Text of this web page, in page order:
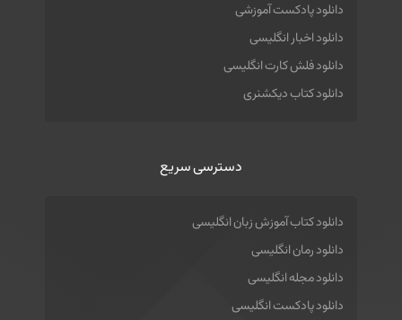
دانلود پادکست آموزشی
دانلود اخبار انگلیسی
دانلود فلش کارت انگلیسی
دانلود کتاب دیکشنری
دسترسی سریع
دانلود کتاب آموزش زبان انگلیسی
دانلود رمان انگلیسی
دانلود مجله انگلیسی
دانلود پادکست انگلیسی